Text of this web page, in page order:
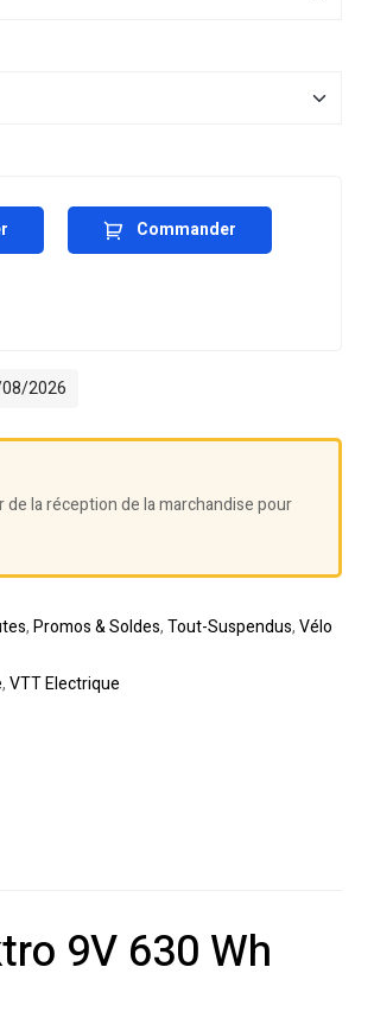
Commander
2026
de la réception de la marchandise pour
,Promos & Soldes,Tout-Suspendus,Vélo
,VTT Electrique
9V 630 Wh